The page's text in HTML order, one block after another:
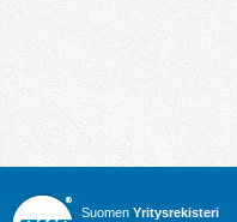
Suomen Yritysrekisteri